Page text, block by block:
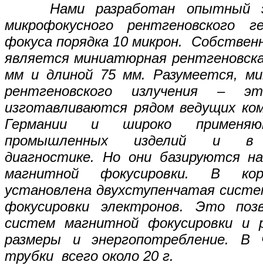
Нами разработан опытный
микрофокусного рентгеновского
фокуса порядка 10 микрон.
является миниатюрная
мм и длиной 75 мм. Разумеется,
рентгеновского излучения –
изготавливаются рядом ведущих
Германии и широко
промышленных изделий и в
диагностике. Но они базируются
магнитной фокусировки. В
установлена двухступенчатая
фокусировки электронов. Это
систем магнитной фокусировки и
размеры и энергопотребление.
трубки всего около 20 г.